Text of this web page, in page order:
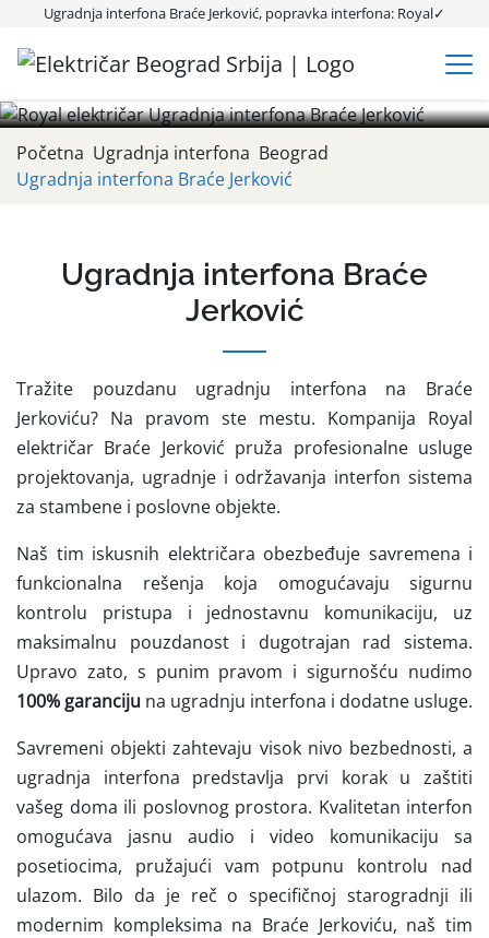
Ugradnja interfona Braće Jerković, popravka interfona: Royal✓
Ugradnja interfona Braće Jerković
Ugradnja interfona Braće Jerković, TOP CENA✓ Popravka,
montaža, postavljanje i ugradnja interfona u zgradama,
Početna Ugradnja interfona Beograd
Ugradnja interfona Braće Jerković
Ugradnja interfona Braće
Jerković
Tražite pouzdanu ugradnju interfona na Braće
Jerkoviću? Na pravom ste mestu. Kompanija Royal
električar Braće Jerković pruža profesionalne usluge
projektovanja, ugradnje i održavanja interfon sistema
za stambene i poslovne objekte.
Naš tim iskusnih električara obezbeđuje savremena i
funkcionalna rešenja koja omogućavaju sigurnu
kontrolu pristupa i jednostavnu komunikaciju, uz
maksimalnu pouzdanost i dugotrajan rad sistema.
Upravo zato, s punim pravom i sigurnošću nudimo
100% garanciju na ugradnju interfona i dodatne usluge.
Savremeni objekti zahtevaju visok nivo bezbednosti, a
ugradnja interfona predstavlja prvi korak u zaštiti
vašeg doma ili poslovnog prostora. Kvalitetan interfon
omogućava jasnu audio i video komunikaciju sa
posetiocima, pružajući vam potpunu kontrolu nad
ulazom. Bilo da je reč o specifičnoj starogradnji ili
modernim kompleksima na Braće Jerkoviću, naš tim